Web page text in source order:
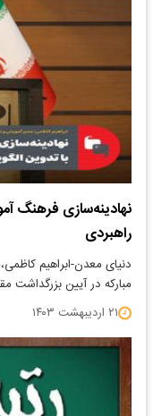
نهادینه‌سازی فرهنگ
راهبردی
دنیای معدن-ابراهیم
مبارکه در آیین بزرگداشت
۲۱ اردیبهشت ۱۴۰۳